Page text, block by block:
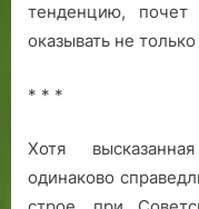
тенденцию,
оказывать не только
* * *
Хотя
одинаково